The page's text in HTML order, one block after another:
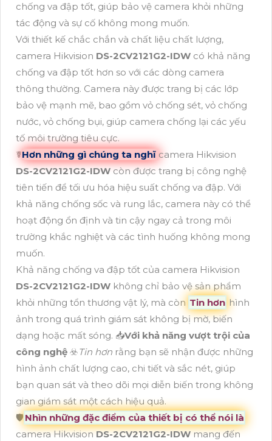
chống va đập tốt, giúp bảo vệ camera khỏi những
tác động và sự cố không mong muốn.
Với thiết kế chắc chắn và chất liệu chất lượng,
camera Hikvision DS-2CV2121G2-IDW có khả năng
chống va đập tốt hơn so với các dòng camera
thông thường. Camera này được trang bị các lớp
bảo vệ mạnh mẽ, bao gồm vỏ chống sét, vỏ chống
nước, vỏ chống bụi, giúp camera chống lại các yếu
tố môi trường tiêu cực.
☤Hơn những gì chúng ta nghĩ camera Hikvision
DS-2CV2121G2-IDW còn được trang bị công nghệ
tiên tiến để tối ưu hóa hiệu suất chống va đập. Với
khả năng chống sốc và rung lắc, camera này có thể
hoạt động ổn định và tin cậy ngay cả trong môi
trường khắc nghiệt và các tình huống không mong
muốn.
Khả năng chống va đập tốt của camera Hikvision
DS-2CV2121G2-IDW không chỉ bảo vệ sản phẩm
khỏi những tổn thương vật lý, mà còn Tin hơn hình
ảnh trong quá trình giám sát không bị mờ, biến
dạng hoặc mất sóng. 📥Với khả năng vượt trội của
công nghệ ☣️Tin hơn rằng bạn sẽ nhận được những
hình ảnh chất lượng cao, chi tiết và sắc nét, giúp
bạn quan sát và theo dõi mọi diễn biến trong không
gian giám sát một cách hiệu quả.
🛡 Nhìn những đặc điểm của thiết bị có thể nói là
camera HikvisionDS-2CV2121G2-IDWmang đến